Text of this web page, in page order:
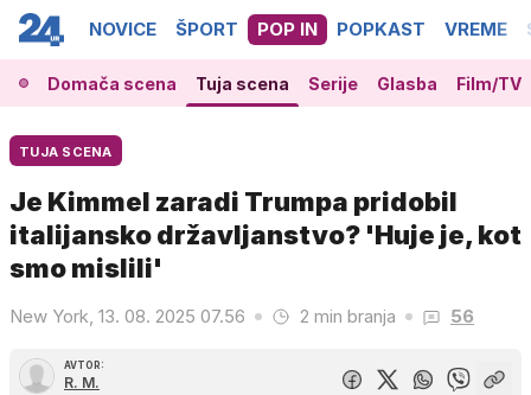
NOVICE ŠPORT POP IN POPKAST VREME
Domača scena Tuja scena Serije Glasba Film/TV
TUJA SCENA
Je Kimmel zaradi Trumpa pridobil
italijansko državljanstvo? 'Huje je, kot
smo mislili'
New York, 13. 08. 2025 07.56 2 min branja 56
AVTOR:
R. M.